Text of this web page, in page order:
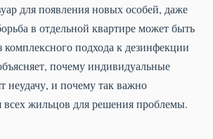
для появления новых особей, даже
в отдельной квартире может быть
комплексного подхода к дезинфекции
почему индивидуальные
неудачу, и почему так важно
всех жильцов для решения проблемы.